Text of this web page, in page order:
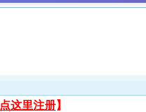
点这里注册】